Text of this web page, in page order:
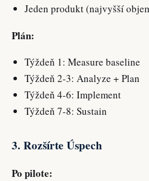
Jeden produkt (najvyšší
Plán:
Týždeň 1: Measure baseline
Týždeň 2-3: Analyze + Plan
Týždeň 4-6: Implement
Týždeň 7-8: Sustain
3. Rozšírte Úspech
Po pilote: